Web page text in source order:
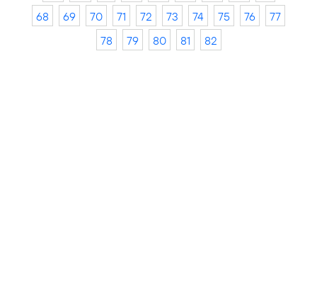
68
69 70 71 72 73 74 75 76
77
78
79 80 81 82